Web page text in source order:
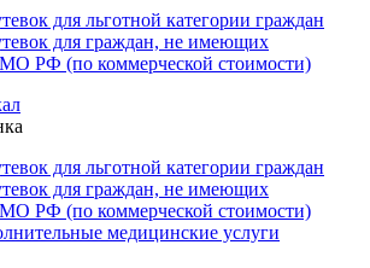
для льготной категории граждан
для граждан, не имеющих
РФ (по коммерческой стоимости)
для льготной категории граждан
для граждан, не имеющих
РФ (по коммерческой стоимости)
медицинские услуги